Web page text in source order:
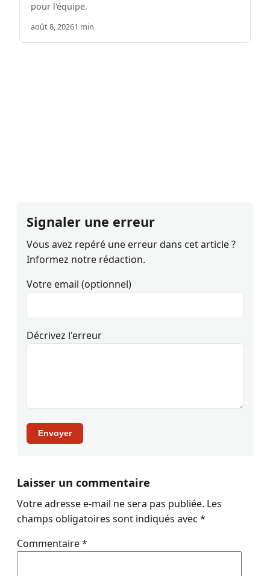
pour l'équipe.
août 8, 20261 min
Signaler une erreur
Vous avez repéré une erreur dans cet article ?
Informez notre rédaction.
Votre email (optionnel)
Décrivez l'erreur
Envoyer
Laisser un commentaire
Votre adresse e-mail ne sera pas publiée. Les
champs obligatoires sont indiqués avec *
Commentaire*